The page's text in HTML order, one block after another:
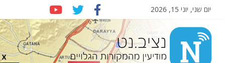
יום שני, יוני 15, 2026
Nziv.net
מודיעין